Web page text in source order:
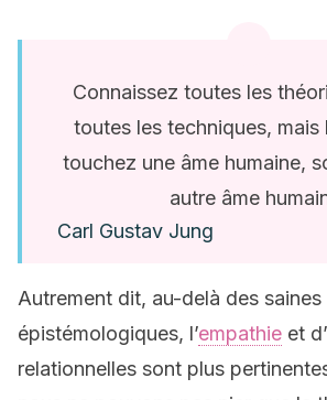
Connaissez toutes les
toutes les techniques, mais
touchez une âme humaine,
autre âme
Carl Gustav Jung
Autrement dit, au-delà des
épistémologiques, l’empathie et
relationnelles sont plus